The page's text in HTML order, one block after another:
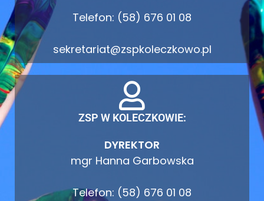
Telefon: (58) 676 01 08
sekretariat@zspkoleczkowo.pl
ZSP W KOLECZKOWIE:
DYREKTOR
mgr Hanna Garbowska
Telefon: (58) 676 01 08